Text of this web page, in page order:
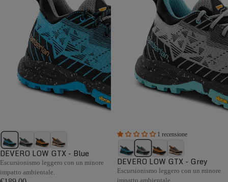
DEVERO LOW GTX - Blue
Escursionismo leggero con un minore
impatto ambientale.
1 recensione
DEVERO LOW GTX - Grey
Escursionismo leggero con un minore
impatto ambientale.